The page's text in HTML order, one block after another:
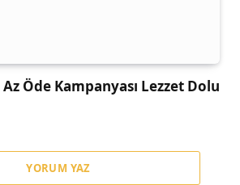
Öde Kampanyası Lezzet Dolu
YORUM YAZ